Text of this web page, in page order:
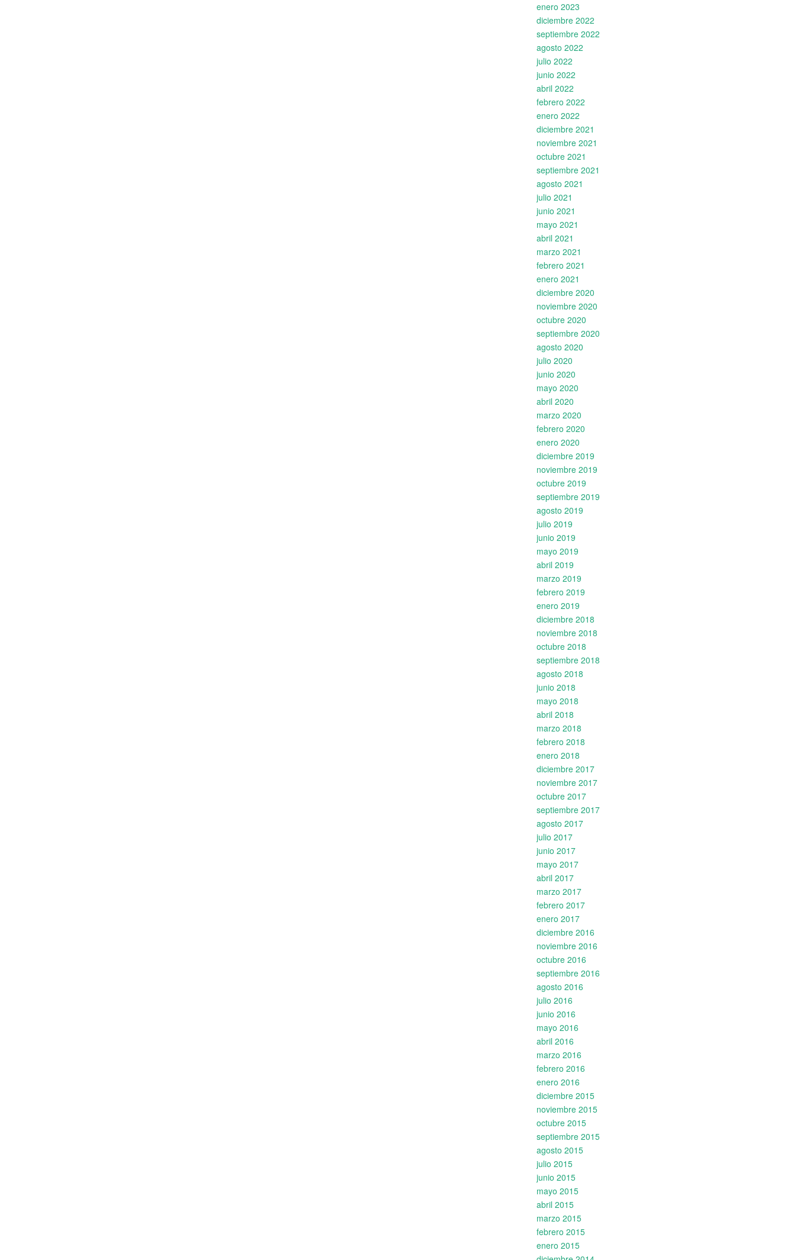
enero 2023
diciembre 2022
septiembre 2022
agosto 2022
julio 2022
junio 2022
abril 2022
febrero 2022
enero 2022
diciembre 2021
noviembre 2021
octubre 2021
septiembre 2021
agosto 2021
julio 2021
junio 2021
mayo 2021
abril 2021
marzo 2021
febrero 2021
enero 2021
diciembre 2020
noviembre 2020
octubre 2020
septiembre 2020
agosto 2020
julio 2020
junio 2020
mayo 2020
abril 2020
marzo 2020
febrero 2020
enero 2020
diciembre 2019
noviembre 2019
octubre 2019
septiembre 2019
agosto 2019
julio 2019
junio 2019
mayo 2019
abril 2019
marzo 2019
febrero 2019
enero 2019
diciembre 2018
noviembre 2018
octubre 2018
septiembre 2018
agosto 2018
junio 2018
mayo 2018
abril 2018
marzo 2018
febrero 2018
enero 2018
diciembre 2017
noviembre 2017
octubre 2017
septiembre 2017
agosto 2017
julio 2017
junio 2017
mayo 2017
abril 2017
marzo 2017
febrero 2017
enero 2017
diciembre 2016
noviembre 2016
octubre 2016
septiembre 2016
agosto 2016
julio 2016
junio 2016
mayo 2016
abril 2016
marzo 2016
febrero 2016
enero 2016
diciembre 2015
noviembre 2015
octubre 2015
septiembre 2015
agosto 2015
julio 2015
junio 2015
mayo 2015
abril 2015
marzo 2015
febrero 2015
enero 2015